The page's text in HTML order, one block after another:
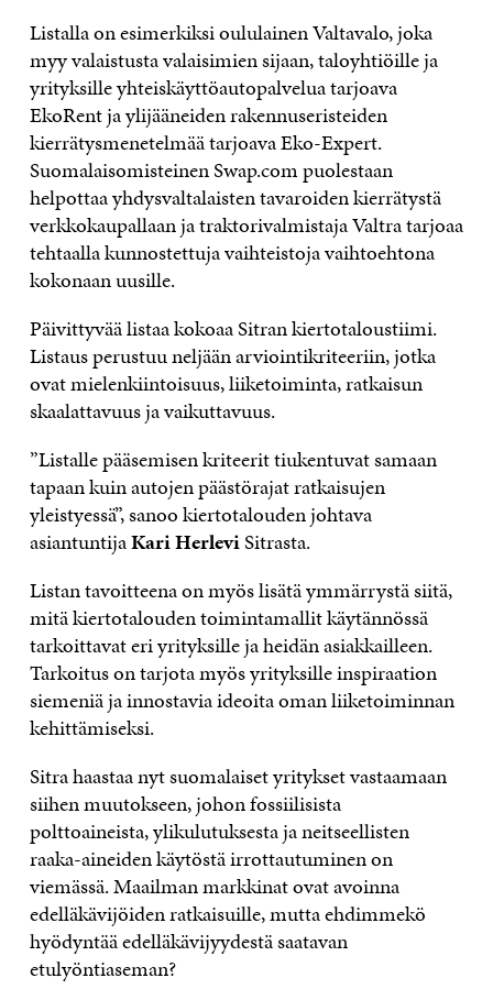
Listalla on esimerkiksi oululainen Valtavalo, joka
myy valaistusta valaisimien sijaan, taloyhtiöille ja
yrityksille yhteiskäyttöautopalvelua tarjoava
EkoRent ja ylijääneiden rakennuseristeiden
kierrätysmenetelmää tarjoava Eko-Expert.
Suomalaisomisteinen Swap.com puolestaan
helpottaa yhdysvaltalaisten tavaroiden kierrätystä
verkkokaupallaan ja traktorivalmistaja Valtra tarjoaa
tehtaalla kunnostettuja vaihteistoja vaihtoehtona
kokonaan uusille.
Päivittyvää listaa kokoaa Sitran kiertotaloustiimi.
Listaus perustuu neljään arviointikriteeriin, jotka
ovat mielenkiintoisuus, liiketoiminta, ratkaisun
skaalattavuus ja vaikuttavuus.
”Listalle pääsemisen kriteerit tiukentuvat samaan
tapaan kuin autojen päästörajat ratkaisujen
yleistyessä”, sanoo kiertotalouden johtava
asiantuntijaKari HerleviSitrasta.
Listan tavoitteena on myös lisätä ymmärrystä siitä,
mitä kiertotalouden toimintamallit käytännössä
tarkoittavat eri yrityksille ja heidän asiakkailleen.
Tarkoitus on tarjota myös yrityksille inspiraation
siemeniä ja innostavia ideoita oman liiketoiminnan
kehittämiseksi.
Sitra haastaa nyt suomalaiset yritykset vastaamaan
siihen muutokseen, johon fossiilisista
polttoaineista, ylikulutuksesta ja neitseellisten
raaka-aineiden käytöstä irrottautuminen on
viemässä. Maailman markkinat ovat avoinna
edelläkävijöiden ratkaisuille, mutta ehdimmekö
hyödyntää edelläkävijyydestä saatavan
etulyöntiaseman?